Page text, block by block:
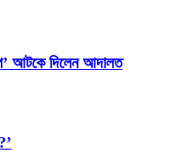
আটকে দিলেন আদালত